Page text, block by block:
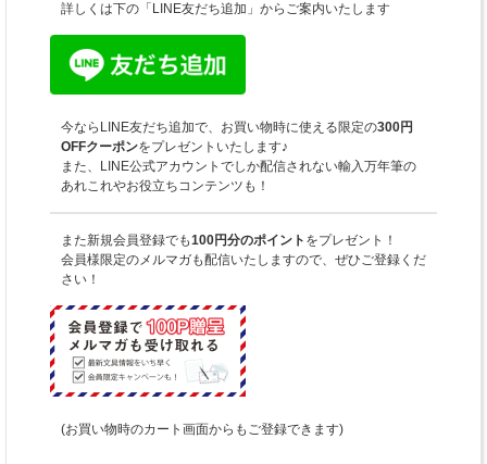
詳しくは下の「LINE友だち追加」からご案内いたします
今ならLINE友だち追加で、お買い物時に使える限定の300円
OFFクーポンをプレゼントいたします♪
また、LINE公式アカウントでしか配信されない輸入万年筆の
あれこれやお役立ちコンテンツも！
また新規会員登録でも100円分のポイント をプレゼント！
会員様限定のメルマガも配信いたしますので、ぜひご登録くだ
さい！
(お買い物時のカート画面からもご登録できます)